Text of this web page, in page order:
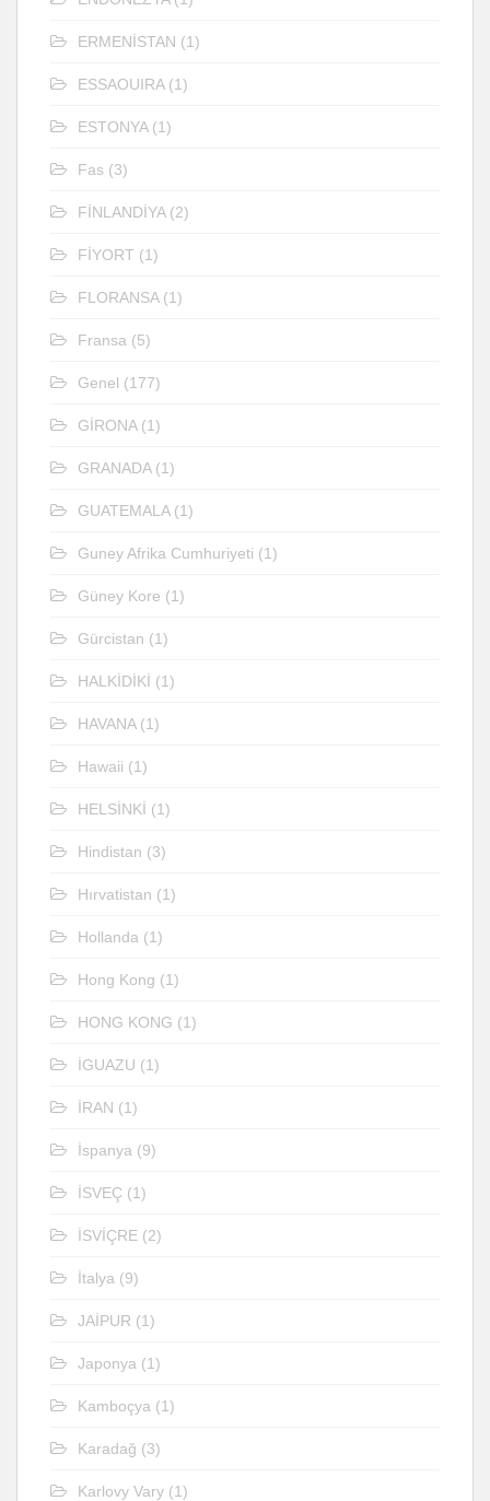
ERMENİSTAN (1)
ESSAOUIRA(1)
ESTONYA(1)
Fas (3)
FİNLANDİYA(2)
FİYORT (1)
FLORANSA(1)
Fransa (5)
Genel (177)
GİRONA(1)
GRANADA(1)
GUATEMALA(1)
Guney Afrika Cumhuriyeti (1)
Güney Kore (1)
Gürcistan (1)
HALKİDİKİ (1)
HAVANA(1)
Hawaii (1)
HELSİNKİ (1)
Hindistan (3)
Hırvatistan (1)
Hollanda (1)
Hong Kong (1)
HONG KONG (1)
İGUAZU (1)
İRAN (1)
İspanya (9)
İSVEÇ (1)
İSVİÇRE (2)
İtalya (9)
JAİPUR (1)
Japonya (1)
Kamboçya (1)
Karadağ (3)
Karlovy Vary (1)